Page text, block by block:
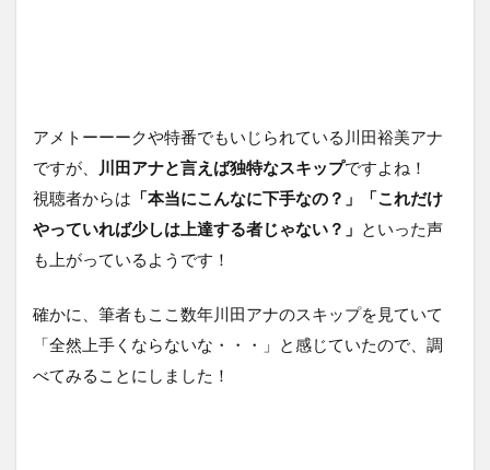
アメトーーークや特番でもいじられている川田裕美アナ
ですが、
川田アナと言えば独特なスキップですよね！
視聴者からは 「本当にこんなに下手なの？」「これだけ
やっていれば少しは上達する者じゃない？」 といった声
も上がっているようです！
確かに、筆者もここ数年川田アナのスキップを見ていて
「全然上手くならないな・・・」と感じていたので、調
べてみることにしました！